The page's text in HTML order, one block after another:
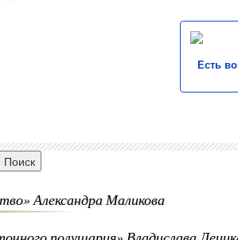
Есть
Александра Маликова